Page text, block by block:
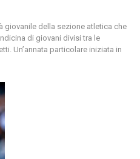
giovanile della sezione atletica che
di giovani divisi tra le
Un’annata particolare iniziata in